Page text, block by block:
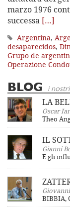
marzo 1976
successa […]
Argentina,
desaparecidos,
Grupo de
Operazione
BLOG i
LA
Oscar
Theo
IL
Gianni
E gli
BIBBIA,